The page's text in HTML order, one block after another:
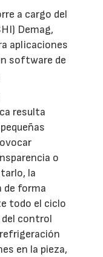
a cargo del
Demag,
aplicaciones
software de
resulta
o
la
de forma
todo el ciclo
del control
en la pieza,